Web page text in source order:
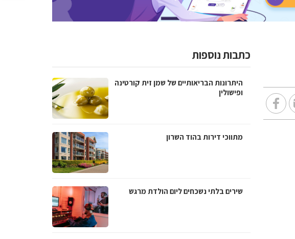
כתבות נוספות
היתרונות הבריאותיים של שמן זית קורטינה
ופישולין
מתווכי דירות בהוד השרון
שירים בלתי נשכחים ליום הולדת מרגש